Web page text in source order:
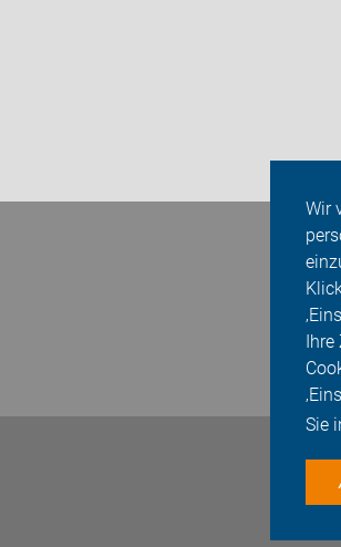
Wir
Ihre
Sie